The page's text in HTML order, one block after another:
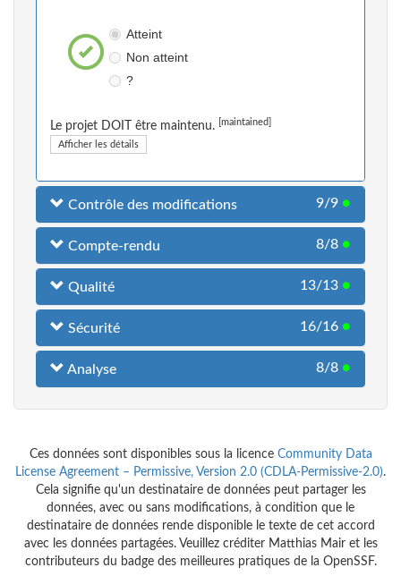
Atteint
Non atteint
?
Le projet DOIT être maintenu. [maintained]
Afficher les détails
Contrôle des modifications 9/9 ●
Compte-rendu 8/8 ●
Qualité 13/13 ●
Sécurité 16/16 ●
Analyse 8/8 ●
Ces données sont disponibles sous la licence Community Data
License Agreement – Permissive, Version 2.0 (CDLA-Permissive-2.0).
Cela signifie qu'un destinataire de données peut partager les
données, avec ou sans modifications, à condition que le
destinataire de données rende disponible le texte de cet accord
avec les données partagées. Veuillez créditer Matthias Mair et les
contributeurs du badge des meilleures pratiques de la OpenSSF.